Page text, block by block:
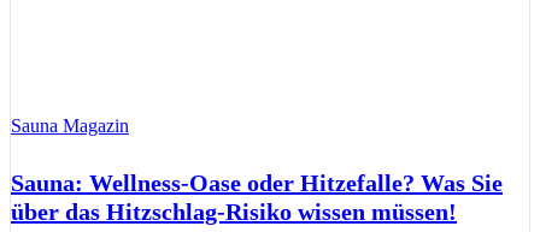
Sauna Magazin
Sauna: Wellness-Oase oder Hitzefalle? Was Sie
über das Hitzschlag-Risiko wissen müssen!